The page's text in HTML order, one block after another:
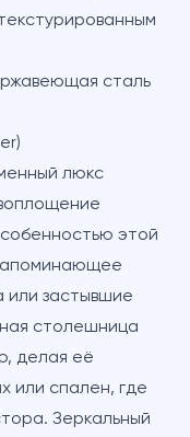
сталь
люкс
этой
или застывшие
столешница
делая её
или спален, где
Зеркальный